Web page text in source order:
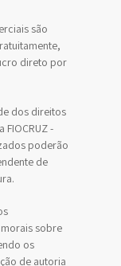
são
direto por
dos direitos
-
poderão
de
morais sobre
os
de autoria